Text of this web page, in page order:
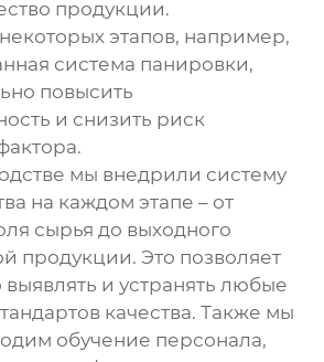
продукции.
этапов, например,
система панировки,
повысить
и снизить риск
мы внедрили систему
на каждом этапе – от
сырья до выходного
продукции. Это позволяет
и устранять любые
качества. Также мы
обучение персонала,